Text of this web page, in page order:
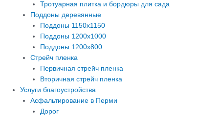
Тротуарная плитка и бордюры для сада
Поддоны деревянные
Поддоны 1150х1150
Поддоны 1200х1000
Поддоны 1200х800
Стрейч пленка
Первичная стрейч пленка
Вторичная стрейч пленка
Услуги благоустройства
Асфальтирование в Перми
Дорог